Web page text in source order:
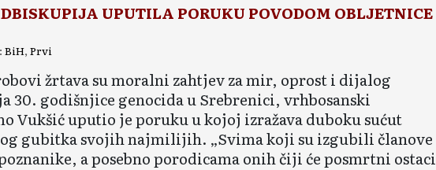
UPUTILA PORUKU POVODOM OBLJETNICE
BiH, Prvi
žrtava su moralni zahtjev za mir, oprost i dijalog
30. godišnjice genocida u Srebrenici, vrhbosanski
Vukšić uputio je poruku u kojoj izražava duboku sućut
gubitka svojih najmilijih. „Svima koji su izgubili članove
a posebno porodicama onih čiji će posmrtni ostaci